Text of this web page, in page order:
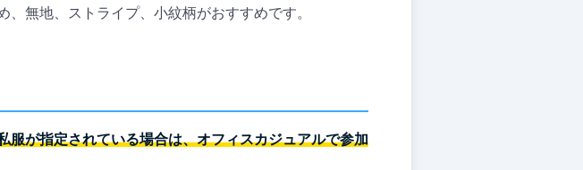
無地、ストライプ、小紋柄がおすすめです。
服が指定されている場合は、オフィスカジュアルで参加